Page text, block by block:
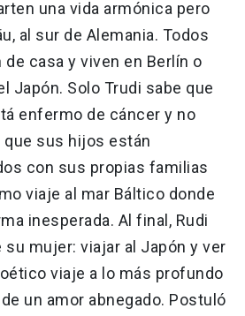
una vida armónica pero
al sur de Alemania. Todos
casa y viven en Berlín o
Japón. Solo Trudi sabe que
enfermo de cáncer y no
que sus hijos están
con sus propias familias
viaje al mar Báltico donde
inesperada. Al final, Rudi
su mujer: viajar al Japón y ver
viaje a lo más profundo
un amor abnegado. Postuló